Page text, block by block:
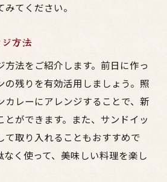
てください。
方法
方法をご紹介します。前日に作っ
の残りを有効活用しましょう。照
カレーにアレンジすることで、新
とができます。また、サンドイッ
て取り入れることもおすすめで
なく使って、美味しい料理を楽し